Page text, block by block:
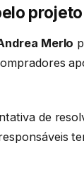
projeto
Merlo
de